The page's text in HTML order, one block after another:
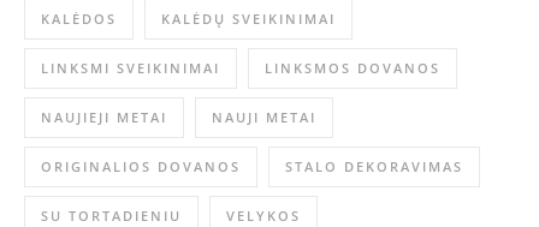
KALĖDOS KALĖDŲ SVEIKINIMAI
LINKSMI SVEIKINIMAI LINKSMOS DOVANOS
NAUJIEJI METAI NAUJI METAI
ORIGINALIOS DOVANOS STALO DEKORAVIMAS
SU TORTADIENIU VELYKOS